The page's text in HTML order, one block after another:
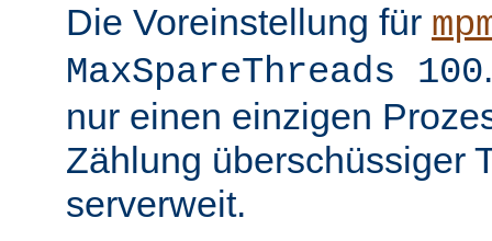
Die Voreinstellung für
MaxSpareThreads 100
nur einen einzigen
Zählung überschüssiger
serverweit.